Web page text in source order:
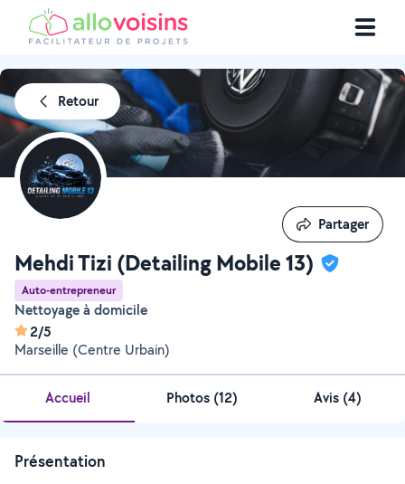
Retour
Mehdi Tizi (Detailing Mobile 13)
Auto-entrepreneur
Nettoyage à domicile
2/5
Marseille (Centre Urbain)
Partager
Partager
Accueil Photos (12) Avis (4)
Présentation